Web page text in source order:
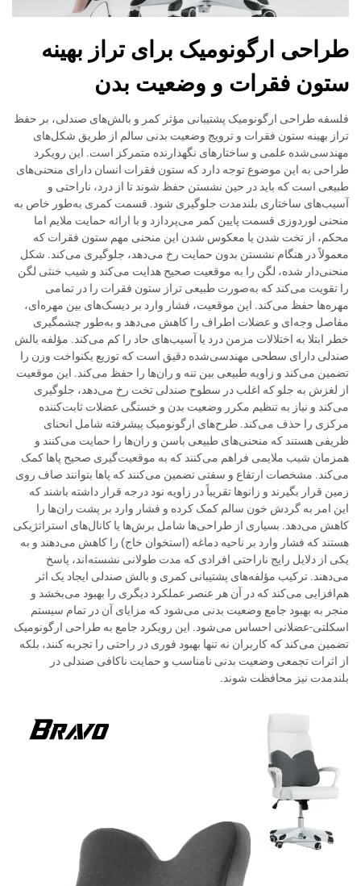
طراحی ارگونومیک برای تراز بهینه
ستون فقرات و وضعیت بدن
فلسفه طراحی ارگونومیک پشتیبانی مؤثر کمر و بالش‌های صندلی، بر حفظ
تراز بهینه ستون فقرات و ترویج وضعیت بدنی سالم از طریق شکل‌های
مهندسی‌شده علمی و ساختارهای نگهدارنده متمرکز است. این رویکرد
طراحی به این موضوع توجه دارد که ستون فقرات انسان دارای منحنی‌های
طبیعی است که باید در حین نشستن حفظ شوند تا از درد، ناراحتی و
آسیب‌های ساختاری بلندمدت جلوگیری شود. قسمت کمری به‌طور خاص به
منحنی لوردوزی قسمت پایین کمر می‌پردازد و با ارائه حمایت ملایم اما
محکم، از تخت شدن یا معکوس شدن این منحنی مهم ستون فقرات که
معمولاً در هنگام نشستن بدون حمایت رخ می‌دهد، جلوگیری می‌کند. شکل
منحنی‌دار شده، لگن را به موقعیت صحیح هدایت می‌کند و شیب خنثی لگن
را تقویت می‌کند که به‌صورت طبیعی تراز ستون فقرات را در تمامی
مهره‌ها حفظ می‌کند. این موقعیت، فشار وارد بر دیسک‌های بین مهره‌ای،
مفاصل وجه‌ای و عضلات اطراف را کاهش می‌دهد و به‌طور چشمگیری
خطر ابتلا به اختلالات مزمن درد یا آسیب‌های حاد را کم می‌کند. مؤلفه بالش
صندلی دارای سطحی مهندسی‌شده دقیق است که توزیع یکنواخت وزن را
تضمین می‌کند و زاویه طبیعی بین تنه و ران‌ها را حفظ می‌کند. این موقعیت
از لغزش به جلو که اغلب در سطوح صندلی تخت رخ می‌دهد، جلوگیری
می‌کند و نیاز به تنظیم مکرر وضعیت بدن و خستگی عضلات ثابت‌کننده
مرکزی را حذف می‌کند. طرح‌های ارگونومیک پیشرفته شامل انحنای
ظریفی هستند که منحنی‌های طبیعی باسن و ران‌ها را حمایت می‌کنند و
همزمان شیب ملایمی فراهم می‌کنند که به موقعیت‌گیری صحیح پاها کمک
می‌کند. مشخصات ارتفاع و سفتی تضمین می‌کنند که پاها بتوانند صاف روی
زمین قرار بگیرند و زانوها تقریباً در زاویه نود درجه قرار داشته باشند که
این امر به گردش خون سالم کمک کرده و فشار وارد بر پشت ران‌ها را
کاهش می‌دهد. بسیاری از طراحی‌ها شامل برش‌ها یا کانال‌های استراتژیکی
هستند که فشار وارد بر ناحیه دماغه (استخوان خاج) را کاهش می‌دهند و به
یکی از دلایل رایج ناراحتی افرادی که مدت طولانی نشسته‌اند، پاسخ
می‌دهند. ترکیب مؤلفه‌های پشتیبانی کمری و بالش صندلی ایجاد یک اثر
هم‌افزایی می‌کند که در آن هر عنصر عملکرد دیگری را بهبود می‌بخشد و
منجر به بهبود جامع وضعیت بدنی می‌شود که مزایای آن در تمام سیستم
اسکلتی-عضلانی احساس می‌شود. این رویکرد جامع به طراحی ارگونومیک
تضمین می‌کند که کاربران نه تنها بهبود فوری در راحتی را تجربه کنند، بلکه
از اثرات تجمعی وضعیت بدنی نامناسب و حمایت ناکافی صندلی در
بلندمدت نیز محافظت شوند.